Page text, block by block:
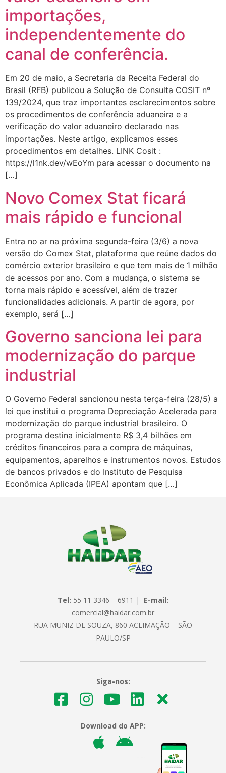
importações,
independentemente do
canal de conferência.
Em 20 de maio, a Secretaria da Receita Federal do
Brasil (RFB) publicou a Solução de Consulta COSIT nº
139/2024, que traz importantes esclarecimentos sobre
os procedimentos de conferência aduaneira e a
verificação do valor aduaneiro declarado nas
importações. Neste artigo, explicamos esses
procedimentos em detalhes. LINK Cosit :
https://l1nk.dev/wEoYm para acessar o documento na
[…]
Novo Comex Stat ficará
mais rápido e funcional
Entra no ar na próxima segunda-feira (3/6) a nova
versão do Comex Stat, plataforma que reúne dados do
comércio exterior brasileiro e que tem mais de 1 milhão
de acessos por ano. Com a mudança, o sistema se
torna mais rápido e acessível, além de trazer
funcionalidades adicionais. A partir de agora, por
exemplo, será […]
Governo sanciona lei para
modernização do parque
industrial
O Governo Federal sancionou nesta terça-feira (28/5) a
lei que institui o programa Depreciação Acelerada para
modernização do parque industrial brasileiro. O
programa destina inicialmente R$ 3,4 bilhões em
créditos financeiros para a compra de máquinas,
equipamentos, aparelhos e instrumentos novos. Estudos
de bancos privados e do Instituto de Pesquisa
Econômica Aplicada (IPEA) apontam que […]
Tel: 55 11 3346 – 6911 | E-mail:
comercial@haidar.com.br
RUA MUNIZ DE SOUZA, 860 ACLIMAÇÃO – SÃO
PAULO/SP
Siga-nos:
Download do APP: